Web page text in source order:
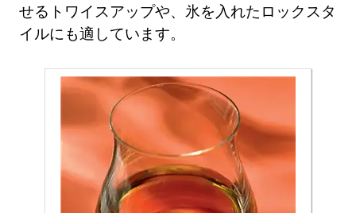
せるトワイスアップや、氷を入れたロックスタ
イルにも適しています。